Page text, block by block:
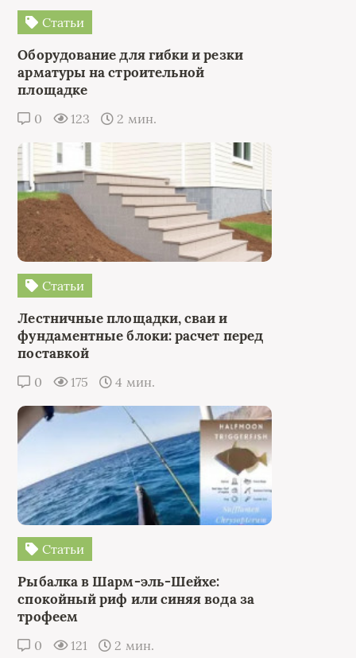
Статьи
Оборудование для гибки и резки
арматуры на строительной
площадке
0 123 2 мин.
Статьи
Лестничные площадки, сваи и
фундаментные блоки: расчет перед
поставкой
0 175 4 мин.
Статьи
Рыбалка в Шарм-эль-Шейхе:
спокойный риф или синяя вода за
трофеем
0 121 2 мин.